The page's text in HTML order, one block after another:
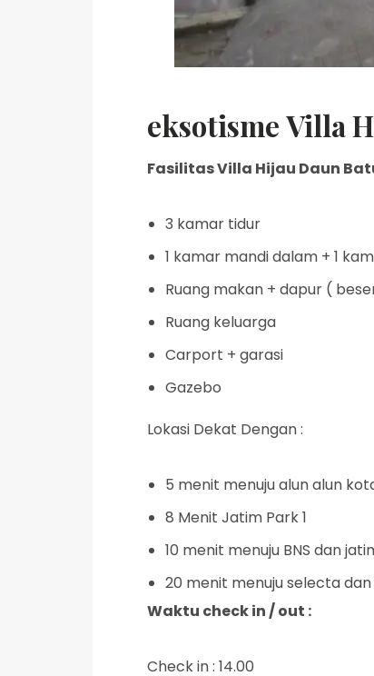
eksotisme Villa
Fasilitas Villa Hijau Daun
3 kamar tidur
1 kamar mandi dalam + 1
Ruang makan + dapur (
Ruang keluarga
Carport + garasi
Gazebo
Lokasi Dekat Dengan :
5 menit menuju alun alun
8 Menit Jatim Park 1
10 menit menuju BNS dan
20 menit menuju selecta
Waktu check in / out :
Check in : 14.00